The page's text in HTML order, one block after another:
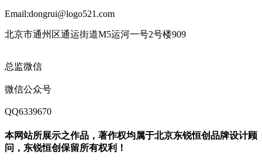
Email:dongrui@logo521.com
北京市通州区通运街道M5运河一号2号楼909
总监微信
微信公众号
QQ6339670
本网站所展示之作品，著作权均属于北京东锐恒创品牌设计顾
问，东锐恒创保留所有权利！